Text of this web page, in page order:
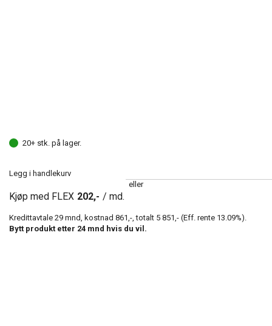
20+ stk. på lager.
Legg i handlekurv
eller
Kjøp med FLEX 202,- / md.
Kredittavtale 29 mnd, kostnad 861,- , totalt 5 851,- (Eff. rente 13.09%).
Bytt produkt etter 24 mnd hvis du vil.